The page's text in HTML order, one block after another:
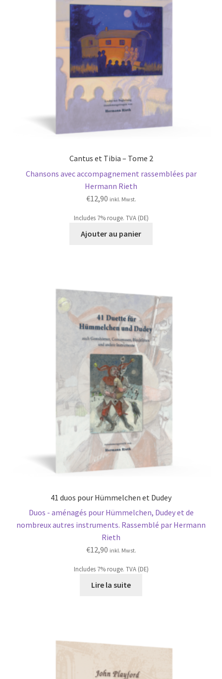
Cantus et Tibia – Tome 2
Chansons avec accompagnement rassemblées par
Hermann Rieth
€12,90 inkl. Mwst.
Includes 7% rouge. TVA (DE)
Ajouter au panier
41 duos pour Hümmelchen et Dudey
Duos - aménagés pour Hümmelchen, Dudey et de
nombreux autres instruments. Rassemblé par Hermann
Rieth
€12,90 inkl. Mwst.
Includes 7% rouge. TVA (DE)
Lire la suite